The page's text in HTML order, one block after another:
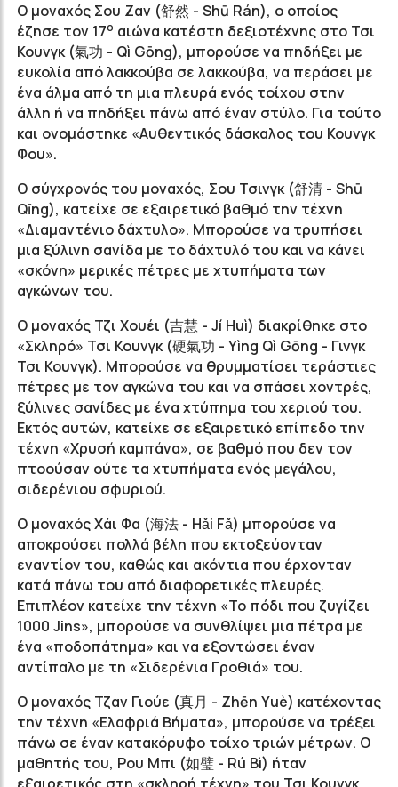
Ο μοναχός Σου Ζαν (舒然 - Shū Rán), ο οποίος
έζησε τον 17ο αιώνα κατέστη δεξιοτέχνης στο Τσι
Κουνγκ (氣功 - Qì Gōng), μπορούσε να πηδήξει με
ευκολία από λακκούβα σε λακκούβα, να περάσει με
ένα άλμα από τη μια πλευρά ενός τοίχου στην
άλλη ή να πηδήξει πάνω από έναν στύλο. Για τούτο
και ονομάστηκε «Αυθεντικός δάσκαλος του Κουνγκ
Φου».
Ο σύγχρονός του μοναχός, Σου Τσινγκ (舒清 - Shū
Qīng), κατείχε σε εξαιρετικό βαθμό την τέχνη
«Διαμαντένιο δάχτυλο». Μπορούσε να τρυπήσει
μια ξύλινη σανίδα με το δάχτυλό του και να κάνει
«σκόνη» μερικές πέτρες με χτυπήματα των
αγκώνων του.
Ο μοναχός Τζι Χουέι (吉慧 - Jí Ηuì) διακρίθηκε στο
«Σκληρό» Τσι Κουνγκ (硬氣功 - Υìng Qì Gōng - Γινγκ
Τσι Κουνγκ). Μπορούσε να θρυμματίσει τεράστιες
πέτρες με τον αγκώνα του και να σπάσει χοντρές,
ξύλινες σανίδες με ένα χτύπημα του χεριού του.
Εκτός αυτών, κατείχε σε εξαιρετικό επίπεδο την
τέχνη «Χρυσή καμπάνα», σε βαθμό που δεν τον
πτοούσαν ούτε τα χτυπήματα ενός μεγάλου,
σιδερένιου σφυριού.
Ο μοναχός Χάι Φα (海法 - Hǎi Fǎ) μπορούσε να
αποκρούσει πολλά βέλη που εκτοξεύονταν
εναντίον του, καθώς και ακόντια που έρχονταν
κατά πάνω του από διαφορετικές πλευρές.
Επιπλέον κατείχε την τέχνη «Το πόδι που ζυγίζει
1000 Jins», μπορούσε να συνθλίψει μια πέτρα με
ένα «ποδοπάτημα» και να εξοντώσει έναν
αντίπαλο με τη «Σιδερένια Γροθιά» του.
Ο μοναχός Τζαν Γιούε (真月 - Ζhēn Υuè) κατέχοντας
την τέχνη «Ελαφριά Βήματα», μπορούσε να τρέξει
πάνω σε έναν κατακόρυφο τοίχο τριών μέτρων. Ο
μαθητής του, Ρου Μπι (如璧 - Rú Bì) ήταν